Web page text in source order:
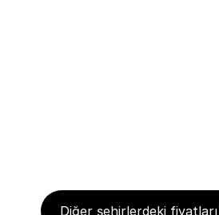
Diğer şehirlerdeki fiyatları